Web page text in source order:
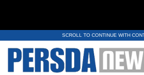
SCROLL TO CONTINUE WITH